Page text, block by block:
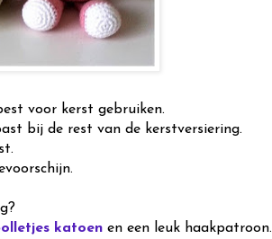
voor kerst gebruiken.
bij de rest van de kerstversiering.
katoen en een leuk haakpatroon.